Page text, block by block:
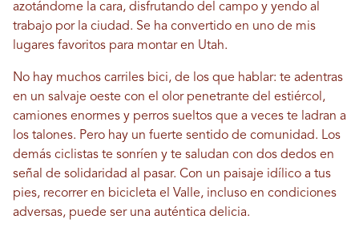
azotándome la cara, disfrutando del campo y yendo al
trabajo por la ciudad. Se ha convertido en uno de mis
lugares favoritos para montar en Utah.
No hay muchos carriles bici, de los que hablar: te adentras
en un salvaje oeste con el olor penetrante del estiércol,
camiones enormes y perros sueltos que a veces te ladran a
los talones. Pero hay un fuerte sentido de comunidad. Los
demás ciclistas te sonríen y te saludan con dos dedos en
señal de solidaridad al pasar. Con un paisaje idílico a tus
pies, recorrer en bicicleta el Valle, incluso en condiciones
adversas, puede ser una auténtica delicia.